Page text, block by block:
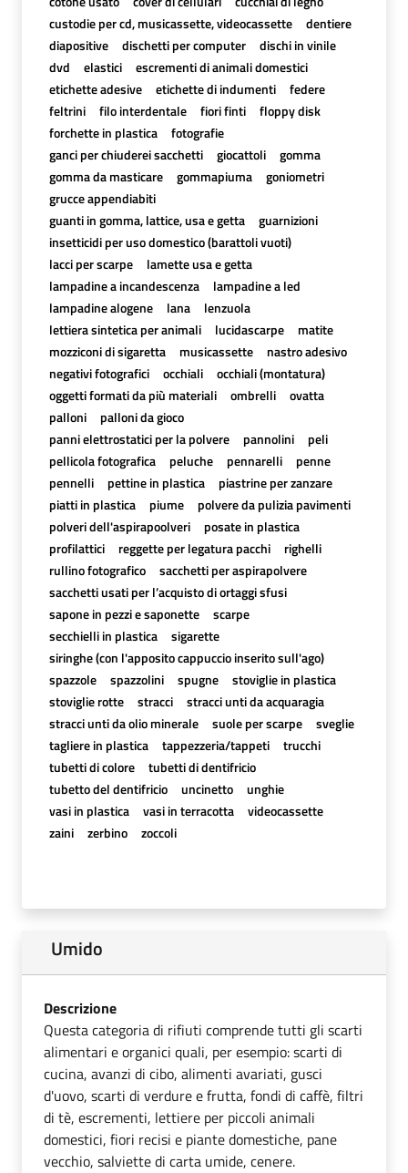
custodie per cd, musicassette, videocassette
dentiere
diapositive
dischetti per computer
dischi in vinile
dvd
elastici
escrementi di animali domestici
etichette adesive
etichette di indumenti
federe
feltrini
filo interdentale fiori finti
floppy disk
forchette in plastica
fotografie
ganci per chiuderei sacchetti
giocattoli
gomma
gomma da masticare
gommapiuma
goniometri
grucce appendiabiti
guanti in gomma, lattice, usa e getta
guarnizioni
insetticidi per uso domestico (barattoli vuoti)
lacci per scarpe
lamette usa e getta
lampadine a incandescenza
lampadine a led
lampadine alogene
lana
lenzuola
lettiera sintetica per animali
lucidascarpe
matite
mozziconi di sigaretta
musicassette
nastro adesivo
negativi fotografici
occhiali
occhiali (montatura)
oggetti formati da più materiali
ombrelli
ovatta
palloni
palloni da gioco
panni elettrostatici per la polvere
pannolini
peli
pellicola fotografica
peluche pennarelli
penne
pennelli
pettine in plastica
piastrine per zanzare
piatti in plastica
piume
polvere da pulizia pavimenti
polveri dell'aspirapoolveri
posate in plastica
profilattici
reggette per legatura pacchi
righelli
rullino fotografico
sacchetti per aspirapolvere
sacchetti usati per l’acquisto di ortaggi sfusi
sapone in pezzi e saponette
scarpe
secchielli in plastica
sigarette
siringhe (con l'apposito cappuccio inserito sull'ago)
spazzole
spazzolini spugne
stoviglie in plastica
stoviglie rotte
stracci
stracci unti da acquaragia
stracci unti da olio minerale
suole per scarpe
sveglie
tagliere in plastica
tappezzeria/tappeti
trucchi
tubetti di colore
tubetti di dentifricio
tubetto del dentifricio
uncinetto
unghie
vasi in plastica
vasi in terracotta
videocassette
zaini
zerbino zoccoli
Umido
Descrizione
Questa categoria di rifiuti comprende tutti gli scarti
alimentari e organici quali, per esempio: scarti di
cucina, avanzi di cibo, alimenti avariati, gusci
d'uovo, scarti di verdure e frutta, fondi di caffè, filtri
di tè, escrementi, lettiere per piccoli animali
domestici, fiori recisi e piante domestiche, pane
vecchio, salviette di carta umide, cenere.